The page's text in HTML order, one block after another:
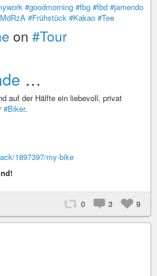
#goodmorning #fbg #fbd #jamendo
#Frühstück #Kakao #Tee
on #Tour
…
auf der Hälfte ein liebevoll, privat
#Biker.
1897397/my-bike
0 3 9